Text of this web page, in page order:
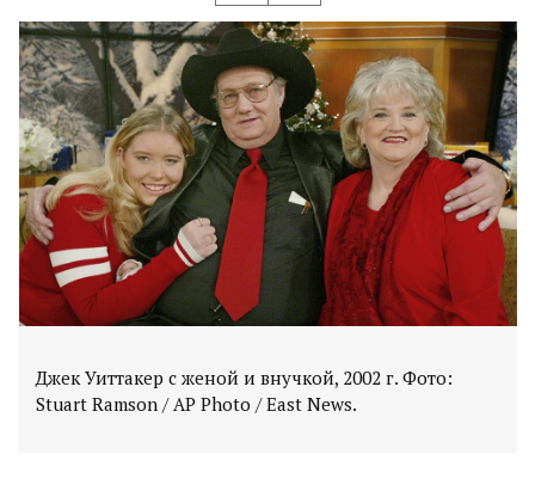
Джек Уиттакер с женой и внучкой, 2002 г. Фото: